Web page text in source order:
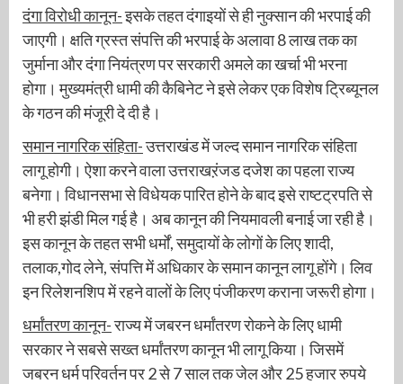
दंगा विरोधी कानून-इसके तहत दंगाइयों से ही नुक्सान की भरपाई की
जाएगी। क्षति ग्रस्त संपत्ति की भरपाई के अलावा 8 लाख तक का
जुर्माना और दंगा नियंत्रण पर सरकारी अमले का खर्चा भी भरना
होगा। मुख्यमंत्री धामी की कैबिनेट ने इसे लेकर एक विशेष ट्रिब्यूनल
के गठन की मंजूरी दे दी है।
समान नागरिक संहिता-उत्तराखंड में जल्द समान नागरिक संहिता
लागू होगी। ऐशा करने वाला उत्तराखऱंजड दजेश का पहला राज्य
बनेगा। विधानसभा से विधेयक पारित होने के बाद इसे राष्टट्रपति से
भी हरी झंडी मिल गई है। अब कानून की नियमावली बनाई जा रही है।
इस कानून के तहत सभी धर्मों, समुदायों के लोगों के लिए शादी,
तलाक,गोद लेने, संपत्ति में अधिकार के समान कानून लागू होंगे। लिव
इन रिलेशनशिप में रहने वालों के लिए पंजीकरण कराना जरूरी होगा।
धर्मांतरण कानून-राज्य में जबरन धर्मांतरण रोकने के लिए धामी
सरकार ने सबसे सख्त धर्मांतरण कानून भी लागू किया। जिसमें
जबरन धर्म परिवर्तन पर 2 से 7 साल तक जेल और 25 हजार रुपये